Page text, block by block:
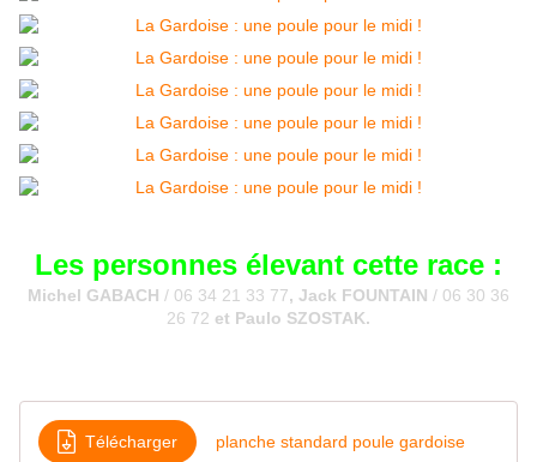
Les personnes élevant cette race :
Michel GABACH / 06 34 21 33 77, Jack FOUNTAIN / 06 30 36
26 72 et Paulo SZOSTAK.
Télécharger planche standard poule gardoise